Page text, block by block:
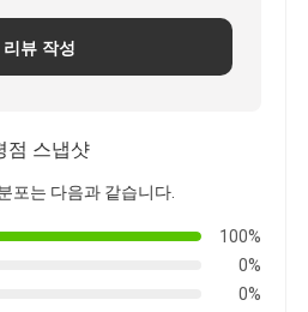
리뷰 작성
점 스냅샷
포는 다음과 같습니다.
100%
0%
0%